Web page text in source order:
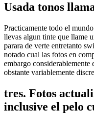
Usada tonos
Practicamente todo el
llevas algun tinte que llame
parara de verte entretanto
notado cual las fotos en
embargo considerablemente
obstante variablemente
tres. Fotos
inclusive el pelo